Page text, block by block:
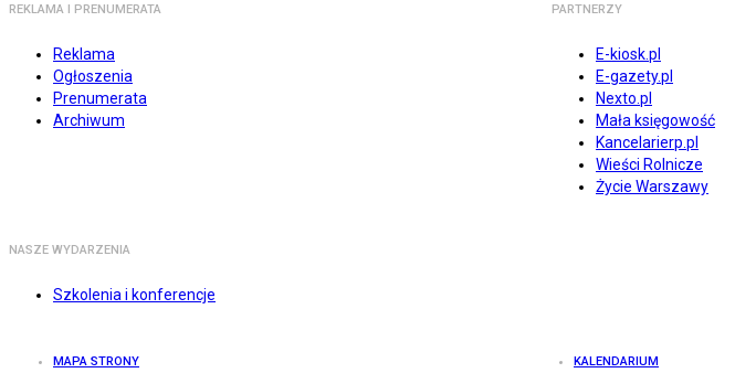
REKLAMA I PRENUMERATA
Reklama
Ogłoszenia
Prenumerata
Archiwum
PARTNERZY
E-kiosk.pl
E-gazety.pl
Nexto.pl
Mała księgowość
Kancelarierp.pl
Wieści Rolnicze
Życie Warszawy
NASZE WYDARZENIA
Szkolenia i konferencje
MAPA STRONY KALENDARIUM